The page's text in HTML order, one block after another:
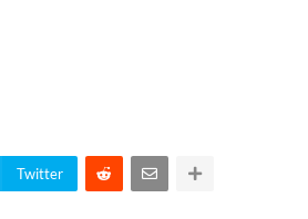
Twitter